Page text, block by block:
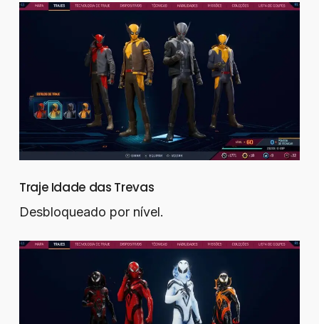
Traje Idade das Trevas
Desbloqueado por nível.